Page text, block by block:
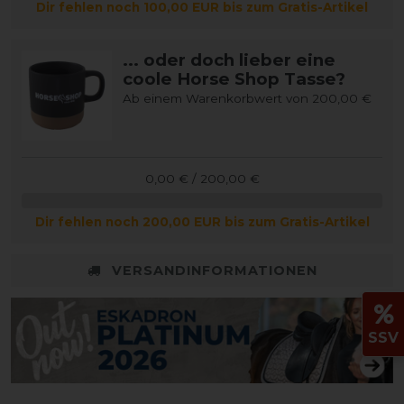
Dir fehlen noch 100,00 EUR bis zum Gratis-Artikel
... oder doch lieber eine
coole Horse Shop Tasse?
Ab einem Warenkorbwert von 200,00 €
0,00 € / 200,00 €
Dir fehlen noch 200,00 EUR bis zum Gratis-Artikel
VERSANDINFORMATIONEN
SSV